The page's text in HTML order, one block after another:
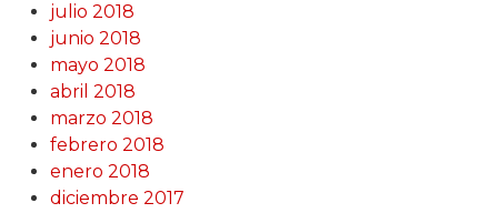
julio 2018
junio 2018
mayo 2018
abril 2018
marzo 2018
febrero 2018
enero 2018
diciembre 2017